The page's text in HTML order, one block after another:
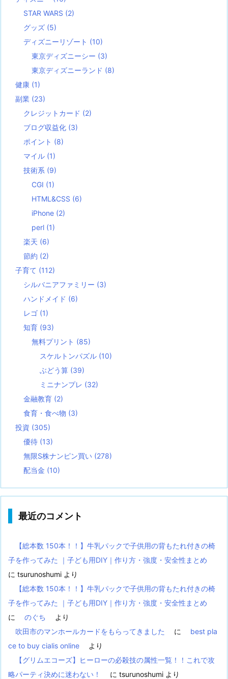
STAR WARS (2)
グッズ (5)
ディズニーリゾート (10)
東京ディズニーシー (3)
東京ディズニーランド (8)
健康 (1)
副業 (23)
クレジットカード (2)
ブログ収益化 (3)
ポイント (8)
マイル (1)
技術系 (9)
CGI (1)
HTML&CSS (6)
iPhone (2)
perl (1)
楽天 (6)
節約 (2)
子育て (112)
シルバニアファミリー (3)
ハンドメイド (6)
レゴ (1)
知育 (93)
無料プリント (85)
スケルトンパズル (10)
ぶどう算 (39)
ミニナンプレ (32)
金融教育 (2)
食育・食べ物 (3)
投資 (305)
優待 (13)
無限S株ナンピン買い (278)
配当金 (10)
最近のコメント
【総本数 150本！！】牛乳パックで子供用の背もたれ付きの椅
子を作ってみた ｜子ども用DIY｜作り方・強度・安全性まとめ
に tsurunoshumi より
【総本数 150本！！】牛乳パックで子供用の背もたれ付きの椅
子を作ってみた ｜子ども用DIY｜作り方・強度・安全性まとめ
に
のぐち
より
吹田市のマンホールカードをもらってきました
に
best pla
ce to buy cialis online
より
【グリムエコーズ】ヒーローの必殺技の属性一覧！！これで攻
略パーティ決めに迷わない！
に tsurunoshumi より